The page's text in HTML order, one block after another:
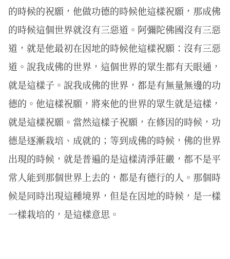
的時候的祝願，他做功德的時候他這樣祝願，那成佛
的時候這個世界就沒有三惡道。阿彌陀佛國沒有三惡
道，就是他最初在因地的時候他這樣祝願：沒有三惡
道。說我成佛的世界，這個世界的眾生都有天眼通，
就是這樣子。說我成佛的世界，都是有無量無邊的功
德的。他這樣祝願，將來他的世界的眾生就是這樣，
就是這樣祝願。當然這樣子祝願，在修因的時候，功
德是逐漸栽培、成就的；等到成佛的時候，佛的世界
出現的時候，就是普遍的是這樣清淨莊嚴，都不是平
常人能到那個世界上去的，都是有德行的人。那個時
候是同時出現這種境界，但是在因地的時候，是一樣
一樣栽培的，是這樣意思。